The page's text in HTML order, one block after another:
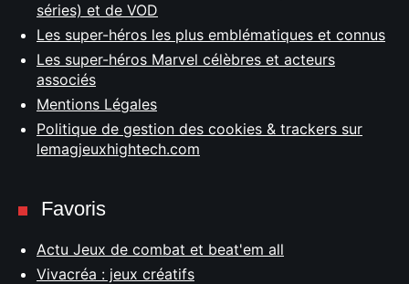
séries) et de VOD
Les super-héros les plus emblématiques et connus
Les super-héros Marvel célèbres et acteurs
associés
Mentions Légales
Politique de gestion des cookies & trackers sur
lemagjeuxhightech.com
Favoris
Actu Jeux de combat et beat'em all
Vivacréa : jeux créatifs